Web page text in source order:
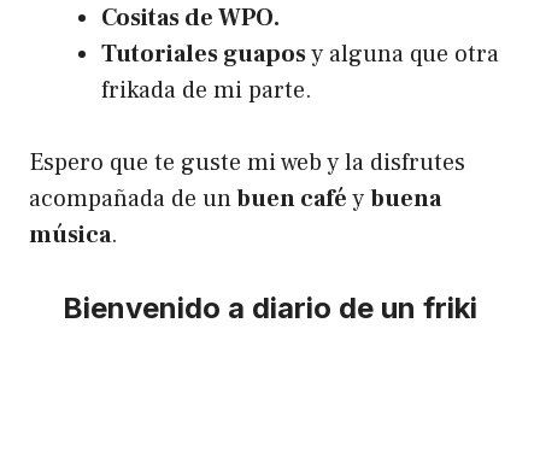
Cositas de WPO.
Tutoriales guaposy alguna que otra
frikada de mi parte.
Espero que te guste mi web y la disfrutes
acompañada de unbuen caféybuena
música.
Bienvenido a diario de un friki